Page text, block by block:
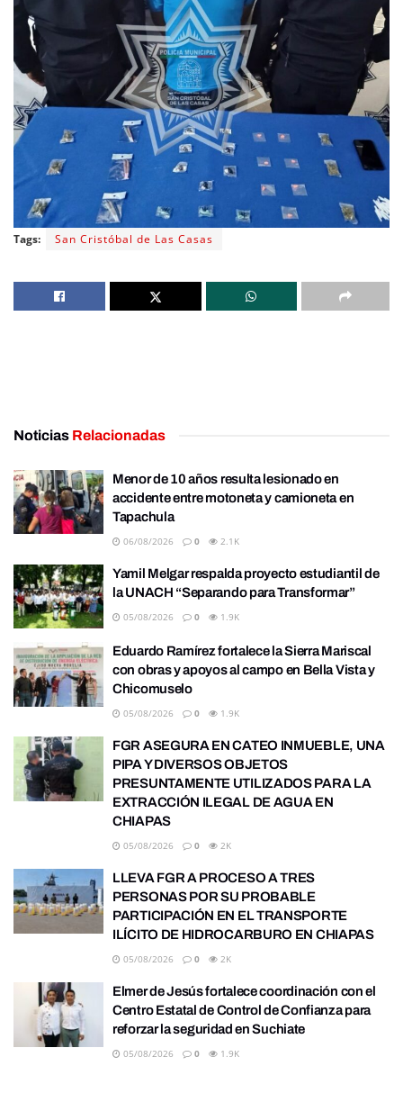
Tags: San Cristóbal de Las Casas
Noticias Relacionadas
Menor de 10 años resulta lesionado en
accidente entre motoneta y camioneta en
Tapachula
06/08/2026 0 2.1K
Yamil Melgar respalda proyecto estudiantil de
la UNACH “Separando para Transformar”
05/08/2026 0 1.9K
Eduardo Ramírez fortalece la Sierra Mariscal
con obras y apoyos al campo en Bella Vista y
Chicomuselo
05/08/2026 0 1.9K
FGR ASEGURA EN CATEO INMUEBLE, UNA
PIPA Y DIVERSOS OBJETOS
PRESUNTAMENTE UTILIZADOS PARA LA
EXTRACCIÓN ILEGAL DE AGUA EN
CHIAPAS
05/08/2026 0 2K
LLEVA FGR A PROCESO A TRES
PERSONAS POR SU PROBABLE
PARTICIPACIÓN EN EL TRANSPORTE
ILÍCITO DE HIDROCARBURO EN CHIAPAS
05/08/2026 0 2K
Elmer de Jesús fortalece coordinación con el
Centro Estatal de Control de Confianza para
reforzar la seguridad en Suchiate
05/08/2026 0 1.9K